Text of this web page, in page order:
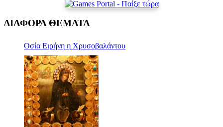
ΔΙΑΦΟΡΑ ΘΕΜΑΤΑ
Οσία Ειρήνη η Χρυσοβαλάντου